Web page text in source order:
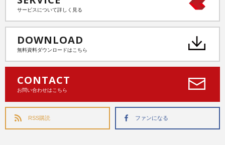
サービスについて詳しく見る
DOWNLOAD
無料資料ダウンロードはこちら
CONTACT
お問い合わせはこちら
RSS購読 ファンになる